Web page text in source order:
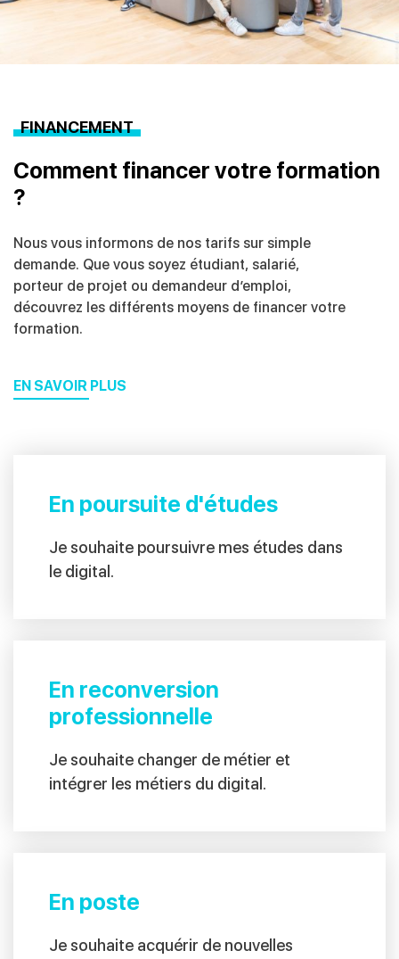
FINANCEMENT
Comment financer votre formation
?
Nous vous informons de nos tarifs sur simple
demande. Que vous soyez étudiant, salarié,
porteur de projet ou demandeur d’emploi,
découvrez les différents moyens de financer votre
formation.
EN SAVOIR PLUS
En poursuite d'études
Je souhaite poursuivre mes études dans
le digital.
En reconversion
professionnelle
Je souhaite changer de métier et
intégrer les métiers du digital.
En poste
Je souhaite acquérir de nouvelles